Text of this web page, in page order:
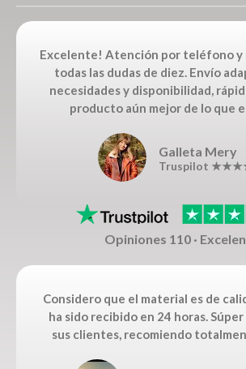
Excelente! Atención por teléfono y
todas las dudas de diez. Envío
necesidades y disponibilidad,
producto aún mejor de lo que
Galleta Mery
Truspilot
Opiniones 110 ·
Considero que el material es de
ha sido recibido en 24 horas.
sus clientes, recomiendo